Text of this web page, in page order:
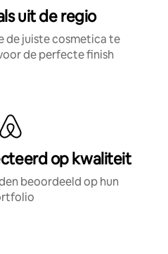
uit de regio
de juiste cosmetica te
de perfecte finish
op kwaliteit
beoordeeld op hun